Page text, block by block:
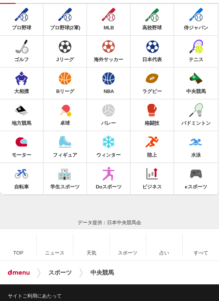
プロ野球 プロ野球(2軍) MLB 高校野球 侍ジャパン
ゴルフ Jリーグ 海外サッカー 日本代表 テニス
大相撲 Bリーグ NBA ラグビー 中央競馬
地方競馬 卓球 バレー 格闘技 バドミントン
モーター フィギュア ウィンター 陸上 水泳
自転車 学生スポーツ Doスポーツ ビジネス eスポーツ
データ提供：日本中央競馬会
TOP ニュース 天気 スポーツ 占い すべて
スポーツ 中央競馬
サイトご利用にあたって